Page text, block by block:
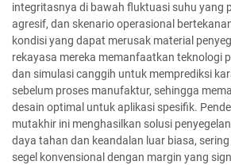
integritasnya di bawah fluktuasi suhu yang
agresif, dan skenario operasional
kondisi yang dapat merusak material
rekayasa mereka memanfaatkan teknologi
dan simulasi canggih untuk memprediksi
sebelum proses manufaktur, sehingga
desain optimal untuk aplikasi spesifik.
mutakhir ini menghasilkan solusi
daya tahan dan keandalan luar biasa,
segel konvensional dengan margin yang